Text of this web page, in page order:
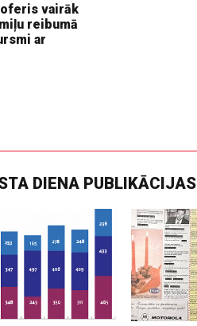
vairāk
reibumā
ar
DIENA PUBLIKĀCIJAS